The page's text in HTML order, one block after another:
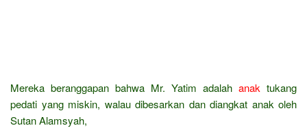
Mereka beranggapan bahwa Mr. Yatim adalah anak tukang
pedati yang miskin, walau dibesarkan dan diangkat anak oleh
Sutan Alamsyah,